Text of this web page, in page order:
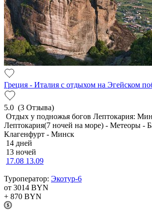
Греция - Италия с отдыхом на Эгейском
5.0 (3 Отзыва)
Отдых у подножья богов Лептокария:
Лептокария(7 ночей на море) - Метеоры -
Клагенфурт - Минск
14 дней
13 ночей
17.08 13.09
Туроператор: Экотур-6
от 3014 BYN
+ 870 BYN